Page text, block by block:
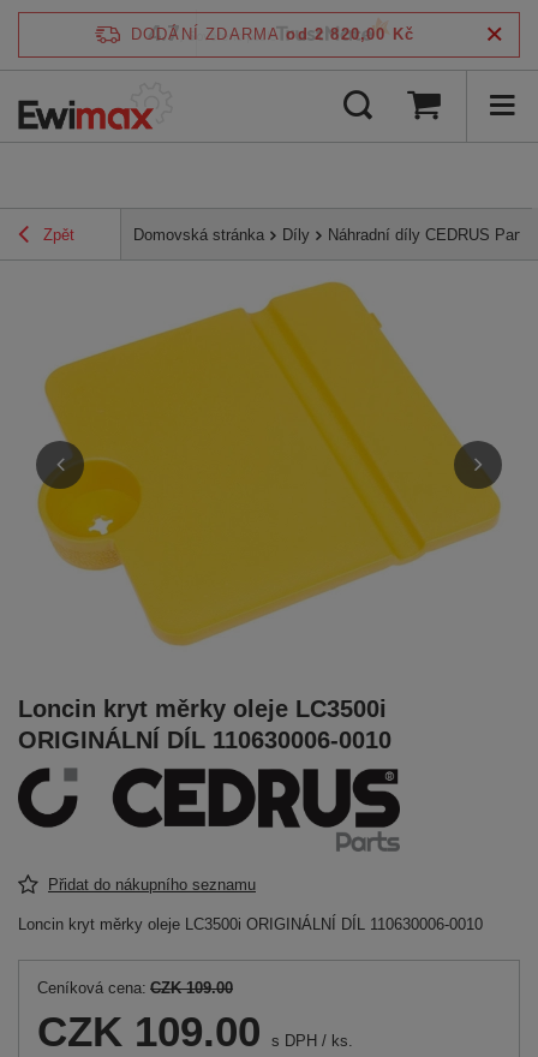
DODÁNÍ ZDARMA od 2 820,00 Kč
Zpět Domovská stránka Díly Náhradní díly CEDRUS Parts
Loncin kryt měrky oleje LC3500i
ORIGINÁLNÍ DÍL 110630006-0010
Přidat do nákupního seznamu
Loncin kryt měrky oleje LC3500i ORIGINÁLNÍ DÍL 110630006-0010
Ceníková cena: CZK 109.00
CZK 109.00 s DPH / ks.
4.7 /5 ověřeno podle